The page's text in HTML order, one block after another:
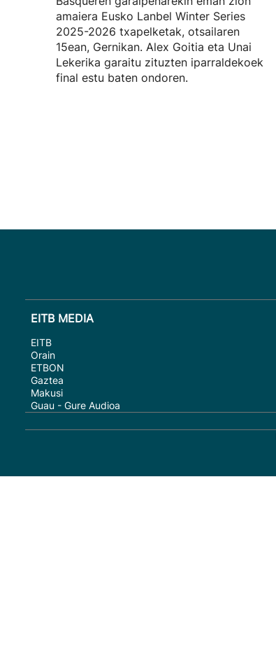
amaiera Eusko Lanbel Winter Series
2025-2026 txapelketak, otsailaren
15ean, Gernikan. Alex Goitia eta Unai
Lekerika garaitu zituzten iparraldekoek
final estu baten ondoren.
EITB MEDIA
EITB
Orain
ETBON
Gaztea
Makusi
Guau - Gure Audioa